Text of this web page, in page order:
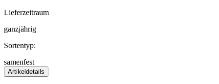
Lieferzeitraum
ganzjährig
Sortentyp:
samenfest
Artikeldetails